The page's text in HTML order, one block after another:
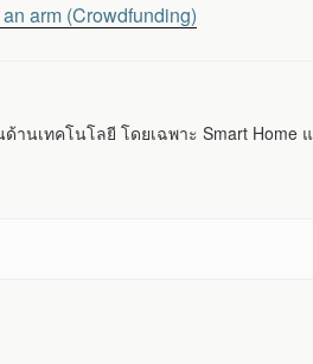
arm (Crowdfunding)
นเทคโนโลยี โดยเฉพาะ Smart Home